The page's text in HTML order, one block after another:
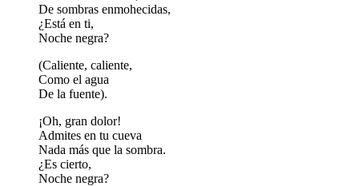
De sombras enmohecidas,
¿Está en ti,
Noche negra?
(Caliente, caliente,
Como el agua
De la fuente).
¡Oh, gran dolor!
Admites en tu cueva
Nada más que la sombra.
¿Es cierto,
Noche negra?